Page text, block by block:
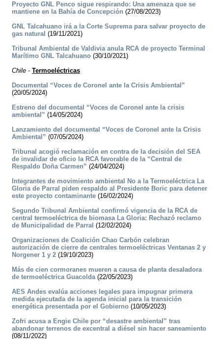
Proyecto GNL Penco sigue respirando: Una amenaza que se
mantiene en la Bahía de Concepción (27/08/2023)
GNL Talcahuano irá a la Corte Suprema para salvar proyecto de
gas natural (19/11/2021)
Tribunal Ambiental de Valdivia anula RCA de proyecto Terminal
Marítimo GNL Talcahuano (30/10/2021)
Chile - Termoeléctricas
Documental “Voces de Coronel ante la Crisis Ambiental”
(20/05/2024)
Estreno del documental “Voces de Coronel ante la crisis
ambiental” (14/05/2024)
Lanzamiento del documental “Voces de Coronel ante la Crisis
Ambiental” (07/05/2024)
Tribunal acogió reclamación en contra de la decisión del SEA
de invalidar de oficio la RCA favorable de la “Central de
Respaldo Doña Carmen” (24/04/2024)
Integrantes de movimiento ambiental No a la Termoeléctrica La
Gloria de Parral piden respaldo al Presidente Boric para detener
este proyecto contaminante (16/02/2024)
Segundo Tribunal Ambiental confirmó vigencia de la RCA de
central termoeléctrica de biomasa La Gloria: Rechazó reclamo
de Municipalidad de Parral (12/02/2024)
Organizaciones de Coalición Chao Carbón celebran
autorización de cierre de centrales termoeléctricas Ventanas 2 y
Norgener 1 y 2 (19/10/2023)
Más de cien cormoranes mueren a causa de planta desaladora
de termoeléctrica Guacolda(22/05/2023)
AES Andes evalúa acciones legales para impugnar primera
medida ejecutada de la agenda inicial para la transición
energética presentada por el Gobierno (10/05/2023)
Zofri acusa a Engie Chile por “desastre ambiental” tras
abandonar terrenos de excentral a diésel sin hacer saneamiento
(08/11/2022)